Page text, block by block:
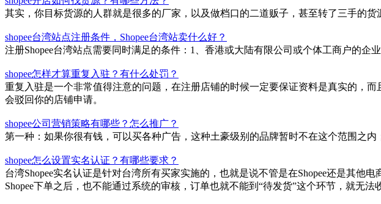
其实，你目标货源的人群就是很多的厂家，以及做档口的二道贩子，甚至转了三手的货
shopee台湾站点注册条件，Shopee台湾站卖什么好？
注册Shopee台湾站点需要同时满足的条件：1、香港或大陆有限公司或个体工商户的企
shopee怎样才算重复入驻？有什么处罚？
重复入驻是一个非常值得注意的问题，在注册店铺的时候一定要保证资料是真实的，
会驳回你的店铺申请。
shopee公司营销策略有哪些？怎么推广？
第一种：如果你很有钱，可以买各种广告，这种土豪级别的品牌暂时不在这个范围之
shopee怎么设置实名认证？有哪些要求？
台湾Shopee实名认证是针对台湾所有买家实施的，也就是说不管是在Shopee还是其他
Shopee下单之后，也不能通过系统的审核，订单也就不能到“待发货”这个环节，就无法